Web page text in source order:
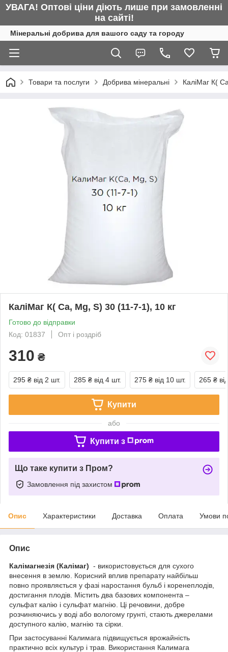
УВАГА! Оптові ціни діють лише при замовленні
на сайті!
Мінеральні добрива для вашого саду та городу
Товари та послуги Добрива мінеральні КаліМаг К(
КаліМаг К( Ca, Mg, S) 30 (11-7-1), 10 кг
Готово до відправки
Код: 01837
Опт і роздріб
310 ₴
295 ₴ від 2 шт. 285 ₴ від 4 шт. 275 ₴ від 10 шт. 265 ₴
Купити
або
Купити з
Що таке купити з Пром?
Замовлення під захистом
Опис Характеристики Доставка Оплата Умови
Опис
Калімагнезія (Калімаг) - використовується для сухого
внесення в землю. Корисний вплив препарату найбільш
повно проявляється у фазі наростання бульб і коренеплодів,
достигання плодів. Містить два базових компонента –
сульфат калію і сульфат магнію. Ці речовини, добре
розчиняючись у воді або вологому грунті, стають джерелами
доступного калію, магнію та сірки.
При застосуванні Калимага підвищується врожайність
практично всіх культур і трав. Використання Калимага